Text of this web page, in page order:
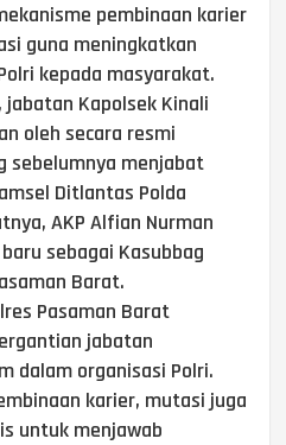
pembinaan karier
guna meningkatkan
kepada masyarakat.
Kapolsek Kinali
oleh secara resmi
sebelumnya menjabat
Ditlantas Polda
AKP Alfian Nurman
sebagai Kasubbag
Barat.
Pasaman Barat
jabatan
dalam organisasi Polri.
karier, mutasi juga
untuk menjawab